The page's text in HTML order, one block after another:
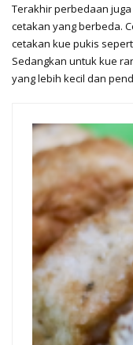
Terakhir perbedaan
cetakan yang berbeda.
cetakan kue pukis
Sedangkan untuk kue
yang lebih kecil dan